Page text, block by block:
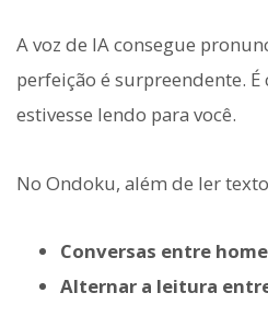
A voz de IA consegue
perfeição é surpreendente.
estivesse lendo para você.
No Ondoku, além de ler
Conversas entre
Alternar a leitura